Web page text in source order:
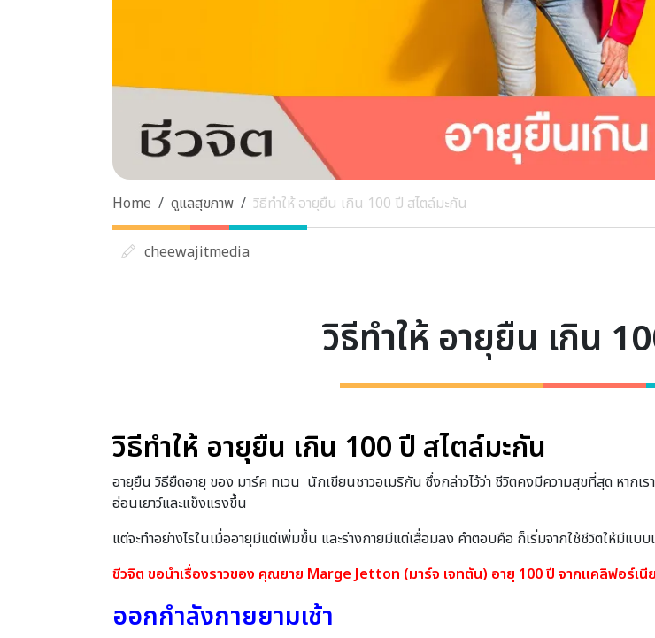
Home ดูแลสุขภาพ วิธีทำให้ อายุยืน เกิน 100 ปี สไตล์มะกัน
cheewajitmedia
วิธีทำให้ อายุยืน เกิน
วิธีทำให้ อายุยืน เกิน 100 ปี สไตล์มะกัน
อายุยืน วิธียืดอายุ ของ มาร์ค ทเวน นักเขียนชาวอเมริกัน ซึ่งกล่าวไว้ว่า ชีวิตคงมีความสุขที่สุด หากเ
อ่อนเยาว์และแข็งแรงขึ้น
แต่จะทำอย่างไรในเมื่ออายุมีแต่เพิ่มขึ้น และร่างกายมีแต่เสื่อมลง คำตอบคือ ก็เริ่มจากใช้ชีวิตให้มีแ
ชีวจิต ขอนำเรื่องราวของ คุณยาย Marge Jetton (มาร์จ เจทตัน) อายุ 100 ปี จากแคลิฟอร์เนี
ออกกำลังกายยามเช้า